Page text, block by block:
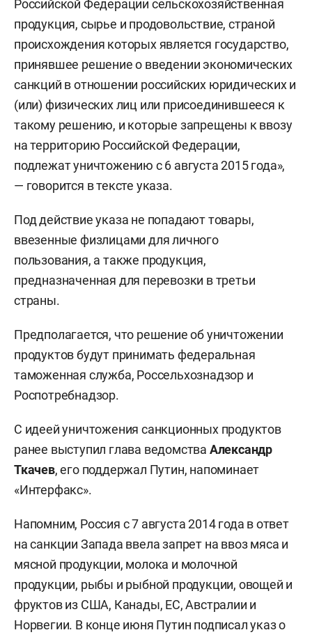
Российской Федерации сельскохозяйственная
продукция, сырье и продовольствие, страной
происхождения которых является государство,
принявшее решение о введении экономических
санкций в отношении российских юридических и
(или) физических лиц или присоединившееся к
такому решению, и которые запрещены к ввозу
на территорию Российской Федерации,
подлежат уничтожению с 6 августа 2015 года»,
— говорится в тексте указа.
Под действие указа не попадают товары,
ввезенные физлицами для личного
пользования, а также продукция,
предназначенная для перевозки в третьи
страны.
Предполагается, что решение об уничтожении
продуктов будут принимать федеральная
таможенная служба, Россельхознадзор и
Роспотребнадзор.
С идеей уничтожения санкционных продуктов
ранее выступил глава ведомства Александр
Ткачев, его поддержал Путин, напоминает
«Интерфакс».
Напомним, Россия с 7 августа 2014 года в ответ
на санкции Запада ввела запрет на ввоз мяса и
мясной продукции, молока и молочной
продукции, рыбы и рыбной продукции, овощей и
фруктов из США, Канады, ЕС, Австралии и
Норвегии. В конце июня Путин подписал указ о